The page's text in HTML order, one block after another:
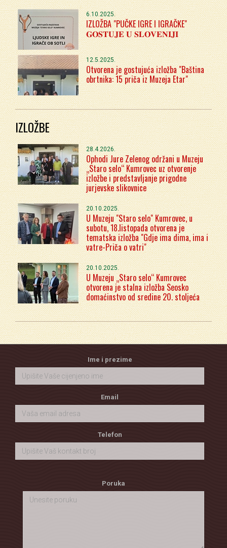
6.10.2025.
IZLOŽBA "PUČKE IGRE I IGRAČKE"
𝐆𝐎𝐒𝐓𝐔𝐉𝐄 𝐔 𝐒𝐋𝐎𝐕𝐄𝐍𝐈𝐉𝐈
12.5.2025.
Otvorena je gostujuća izložba "Baština
obrtnika: 15 priča iz Muzeja Etar"
IZLOŽBE
28.4.2026.
Ophodi Jure Zelenog održani u Muzeju
„Staro selo“ Kumrovec uz otvorenje
izložbe i predstavljanje prigodne
jurjevske slikovnice
20.10.2025.
U Muzeju "Staro selo" Kumrovec, u
subotu, 18.listopada otvorena je
tematska izložba "Gdje ima dima, ima i
vatre-Priča o vatri"
20.10.2025.
U Muzeju „Staro selo“ Kumrovec
otvorena je stalna izložba Seosko
domaćinstvo od sredine 20. stoljeća
Ime i prezime
Email
Telefon
Poruka